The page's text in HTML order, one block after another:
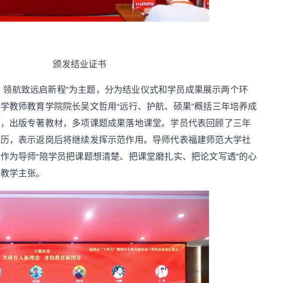
颁发结业证书
航致远启新程”为主题，分为结业仪式和学员成果展示两个环
教师教育学院院长吴文哲用“远行、护航、硕果”概括三年培养成
出版专著教材，多项课题成果落地课堂。学员代表回顾了三年
，表示返岗后将继续发挥示范作用。导师代表福建师范大学社
为导师“陪学员把课题想清楚、把课堂磨扎实、把论文写透”的心
学主张。